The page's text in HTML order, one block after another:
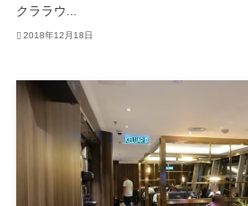
クララウ...
2018年12月18日